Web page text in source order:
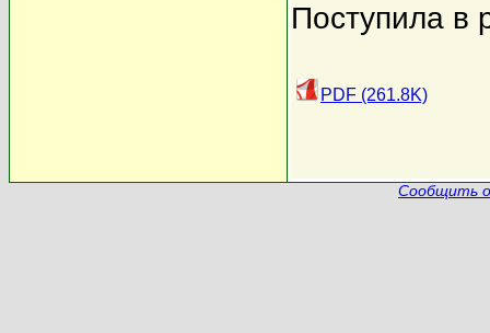
Поступила в
PDF (261.8K)
Сообщить о